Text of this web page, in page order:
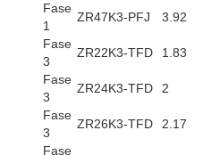
Fase
1
ZR47K3-PFJ 3.92
Fase
3
ZR22K3-TFD 1.83
Fase
3
ZR24K3-TFD 2
Fase
3
ZR26K3-TFD 2.17
Fase